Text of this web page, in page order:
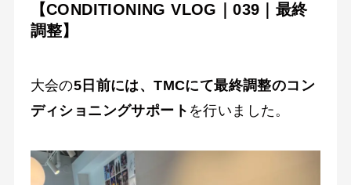
【CONDITIONING VLOG｜039｜最終
調整】
大会の5日前には、TMCにて最終調整のコン
ディショニングサポート を行いました。